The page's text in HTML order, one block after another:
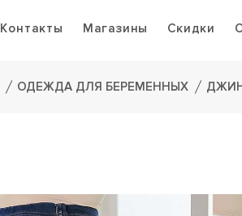
Контакты Магазины Скидки
ОДЕЖДА ДЛЯ БЕРЕМЕННЫХ